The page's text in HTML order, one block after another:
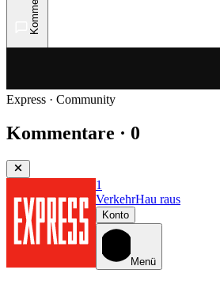
Express · Community
Kommentare · 0
1
VerkehrHau raus
Konto
Menü